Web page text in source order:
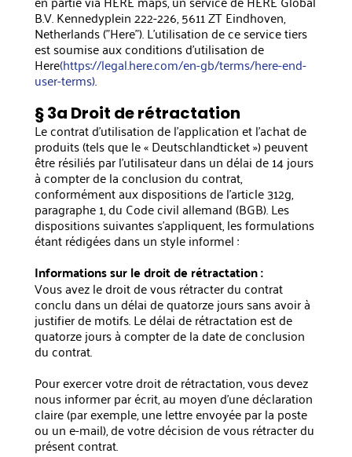
B.V. Kennedyplein 222-226, 5611 ZT Eindhoven,
Netherlands ("Here"). L'utilisation de ce service tiers
est soumise aux conditions d'utilisation de
Here(https://legal.here.com/en-gb/terms/here-end-
user-terms).
§ 3a Droit de rétractation
Le contrat d'utilisation de l'application et l'achat de
produits (tels que le « Deutschlandticket ») peuvent
être résiliés par l'utilisateur dans un délai de 14 jours
à compter de la conclusion du contrat,
conformément aux dispositions de l'article 312g,
paragraphe 1, du Code civil allemand (BGB). Les
dispositions suivantes s'appliquent, les formulations
étant rédigées dans un style informel :
Informations sur le droit de rétractation :
Vous avez le droit de vous rétracter du contrat
conclu dans un délai de quatorze jours sans avoir à
justifier de motifs. Le délai de rétractation est de
quatorze jours à compter de la date de conclusion
du contrat.
Pour exercer votre droit de rétractation, vous devez
nous informer par écrit, au moyen d'une déclaration
claire (par exemple, une lettre envoyée par la poste
ou un e-mail), de votre décision de vous rétracter du
présent contrat.